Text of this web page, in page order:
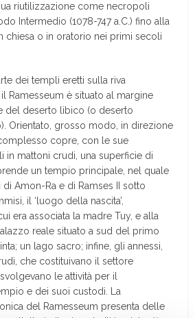
riutilizzazione come necropoli
Intermedio (1078-747 a.C.) fino alla
chiesa o in oratorio nei primi secoli
dei templi eretti sulla riva
Ramesseum è situato al margine
del deserto libico (o deserto
Orientato, grosso modo, in direzione
copre, con le sue
in mattoni crudi, una superficie di
un tempio principale, nel quale
Amon-Ra e di Ramses II sotto
il ‘luogo della nascita’,
era associata la madre Tuy, e alla
reale situato a sud del primo
un lago sacro; infine, gli annessi,
che costituivano il settore
le attività per il
e dei suoi custodi. La
del Ramesseum presenta delle